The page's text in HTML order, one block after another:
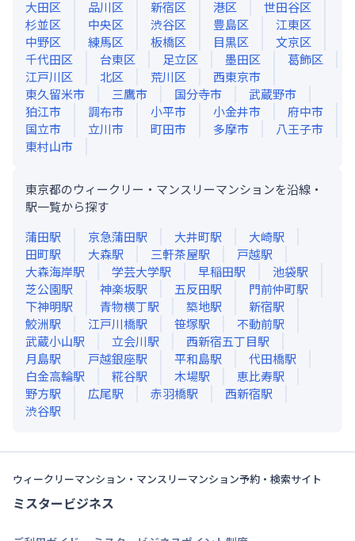
大田区
品川区 新宿区 港区
世田谷区
杉並区
中央区 渋谷区 豊島区
江東区
中野区
練馬区 板橋区 目黒区
文京区
千代田区
台東区 足立区 墨田区
葛飾区
江戸川区
北区 荒川区
西東京市
東久留米市
三鷹市 国分寺市
武蔵野市
狛江市
調布市 小平市 小金井市
府中市
国立市
立川市 町田市 多摩市
八王子市
東村山市
東京都のウィークリー・マンスリーマンションを沿線・
駅一覧から探す
蒲田駅 京急蒲田駅 大井町駅 大崎駅
田町駅 大森駅 三軒茶屋駅 戸越駅
大森海岸駅 学芸大学駅 早稲田駅 池袋駅
芝公園駅 神楽坂駅 五反田駅 門前仲町駅
下神明駅 青物横丁駅 築地駅 新宿駅
鮫洲駅 江戸川橋駅 笹塚駅 不動前駅
武蔵小山駅 立会川駅 西新宿五丁目駅
月島駅 戸越銀座駅 平和島駅 代田橋駅
白金高輪駅 糀谷駅 木場駅 恵比寿駅
野方駅 広尾駅 赤羽橋駅 西新宿駅
渋谷駅
ウィークリーマンション・マンスリーマンション予約・検索サイト
ミスタービジネス